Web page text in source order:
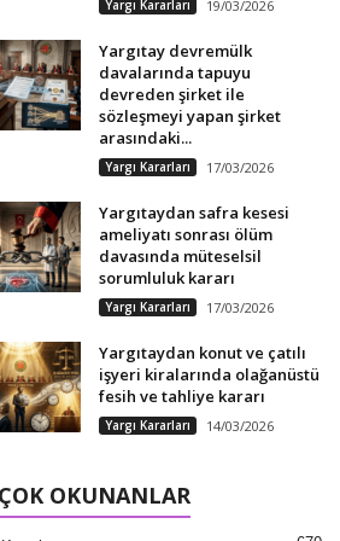
Yargı Kararları 19/03/2026
Yargıtay devremülk
davalarında tapuyu
devreden şirket ile
sözleşmeyi yapan şirket
arasındaki...
Yargı Kararları 17/03/2026
Yargıtaydan safra kesesi
ameliyatı sonrası ölüm
davasında müteselsil
sorumluluk kararı
Yargı Kararları 17/03/2026
Yargıtaydan konut ve çatılı
işyeri kiralarında olağanüstü
fesih ve tahliye kararı
Yargı Kararları 14/03/2026
OKUNANLAR